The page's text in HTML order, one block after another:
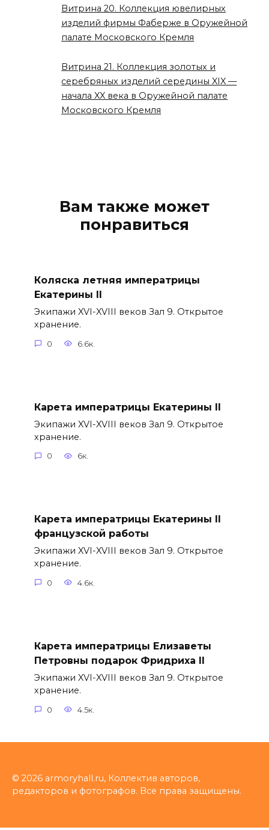
Витрина 20. Коллекция ювелирных
изделий фирмы Фаберже в Оружейной
палате Московского Кремля
Витрина 21. Коллекция золотых и
серебряных изделий середины XIX —
начала XX века в Оружейной палате
Московского Кремля
Вам также может
понравиться
Коляска летняя императрицы
Екатерины II
Экипажи XVI-XVIII веков Зал 9. Открытое
хранение.
0 6.6к.
Карета императрицы Екатерины II
Экипажи XVI-XVIII веков Зал 9. Открытое
хранение.
0 6к.
Карета императрицы Екатерины II
французской работы
Экипажи XVI-XVIII веков Зал 9. Открытое
хранение.
0 4.6к.
Карета императрицы Елизаветы
Петровны подарок Фридриха II
Экипажи XVI-XVIII веков Зал 9. Открытое
хранение.
0 4.5к.
© 2026 armoryhall.ru, Коллектив авторов,
редакторов и фотографов. Все права защищены.